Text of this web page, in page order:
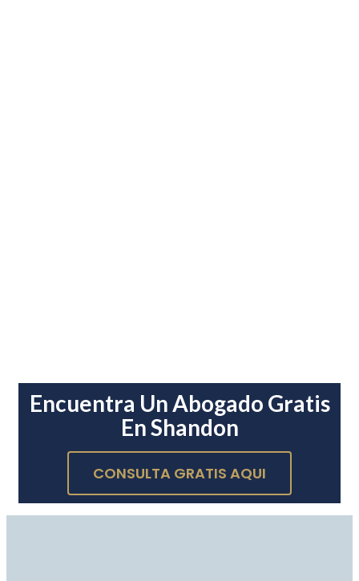
Encuentra Un Abogado Gratis
En Shandon
CONSULTA GRATIS AQUI